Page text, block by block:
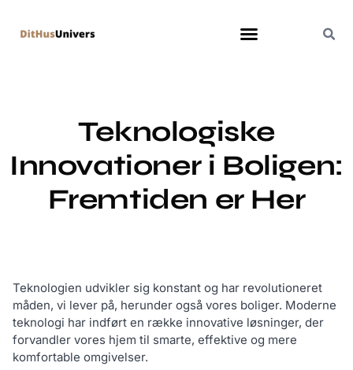
Teknologiske
Innovationer i Boligen:
Fremtiden er Her
Teknologien udvikler sig konstant og har revolutioneret
måden, vi lever på, herunder også vores boliger. Moderne
teknologi har indført en række innovative løsninger, der
forvandler vores hjem til smarte, effektive og mere
komfortable omgivelser.